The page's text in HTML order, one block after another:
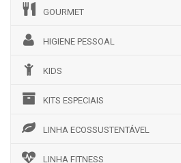
GOURMET
HIGIENE PESSOAL
KIDS
KITS ESPECIAIS
LINHA ECOSSUSTENTÁVEL
LINHA FITNESS